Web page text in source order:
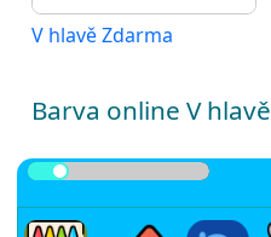
V hlavě Zdarma
Barva online V hlavě